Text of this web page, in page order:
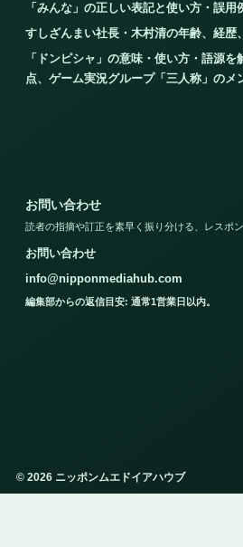
「みんな」の正しい表記と使い方・誤用
すしざんまい社長・木村清の年齢、経歴
「ドンピシャ」の意味・使い方・語源
点、ゲーム実況グループ「三人称」のメ
お問い合わせ
読者の指摘や訂正を素早く振り分ける、レスポ
お問い合わせ
info@nipponmediahub.com
編集部からの返信目安: 通常1営業日以内。
© 2026 ニッポンムエドイアハウブ